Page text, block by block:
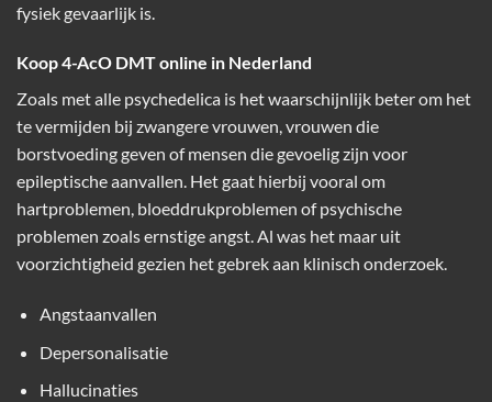
fysiek gevaarlijk is.
Koop 4-AcO DMT online in Nederland
Zoals met alle psychedelica is het waarschijnlijk beter om het
te vermijden bij zwangere vrouwen, vrouwen die
borstvoeding geven of mensen die gevoelig zijn voor
epileptische aanvallen. Het gaat hierbij vooral om
hartproblemen, bloeddrukproblemen of psychische
problemen zoals ernstige angst. Al was het maar uit
voorzichtigheid gezien het gebrek aan klinisch onderzoek.
Angstaanvallen
Depersonalisatie
Hallucinaties